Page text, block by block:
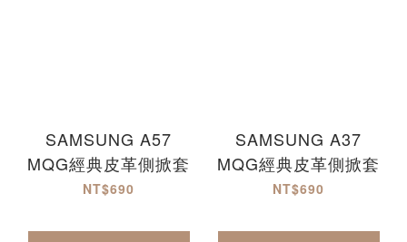
SAMSUNG A57
MQG經典皮革側掀套
NT$690
SAMSUNG A37
MQG經典皮革側掀套
NT$690